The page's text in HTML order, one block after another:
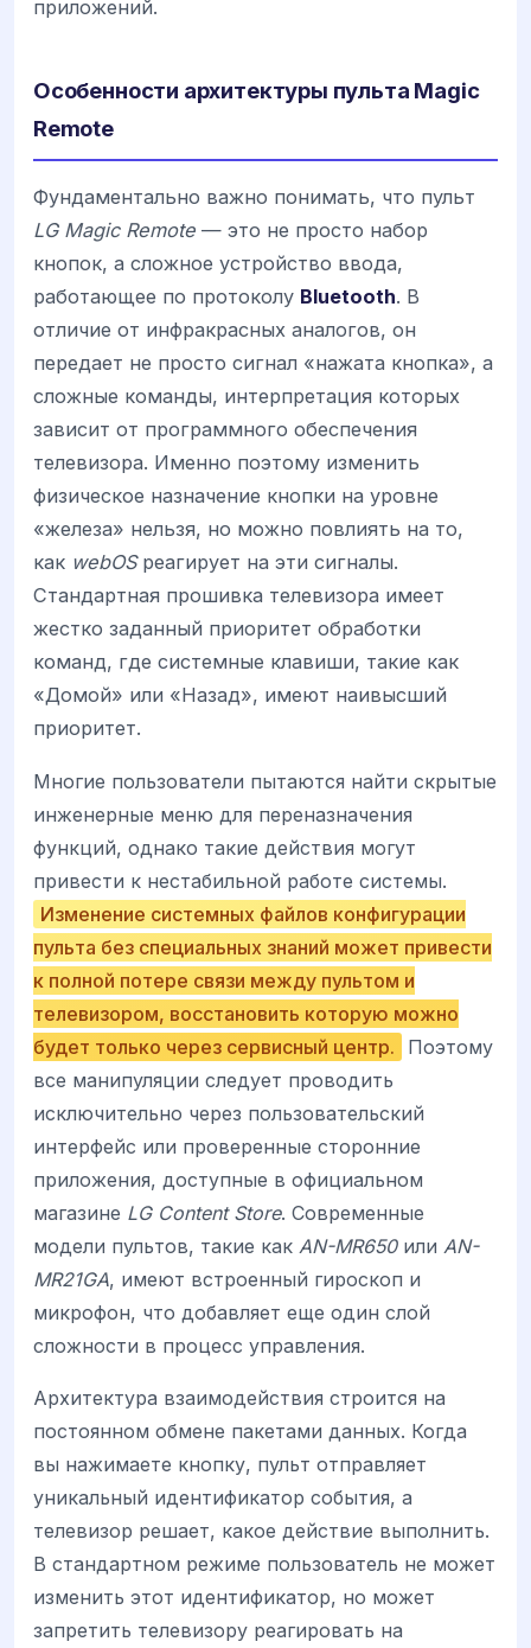
приложений.
Особенности архитектуры пульта Magic
Remote
Фундаментально важно понимать, что пульт
LG Magic Remote — это не просто набор
кнопок, а сложное устройство ввода,
работающее по протоколу Bluetooth. В
отличие от инфракрасных аналогов, он
передает не просто сигнал «нажата кнопка», а
сложные команды, интерпретация которых
зависит от программного обеспечения
телевизора. Именно поэтому изменить
физическое назначение кнопки на уровне
«железа» нельзя, но можно повлиять на то,
как webOSреагирует на эти сигналы.
Стандартная прошивка телевизора имеет
жестко заданный приоритет обработки
команд, где системные клавиши, такие как
«Домой» или «Назад», имеют наивысший
приоритет.
Многие пользователи пытаются найти скрытые
инженерные меню для переназначения
функций, однако такие действия могут
привести к нестабильной работе системы.
Изменение системных файлов конфигурации
пульта без специальных знаний может привести
к полной потере связи между пультом и
телевизором, восстановить которую можно
будет только через сервисный центр.
Поэтому
все манипуляции следует проводить
исключительно через пользовательский
интерфейс или проверенные сторонние
приложения, доступные в официальном
магазине LG Content Store. Современные
модели пультов, такие как AN-MR650или AN-
MR21GA, имеют встроенный гироскоп и
микрофон, что добавляет еще один слой
сложности в процесс управления.
Архитектура взаимодействия строится на
постоянном обмене пакетами данных. Когда
вы нажимаете кнопку, пульт отправляет
уникальный идентификатор события, а
телевизор решает, какое действие выполнить.
В стандартном режиме пользователь не может
изменить этот идентификатор, но может
запретить телевизору реагировать на